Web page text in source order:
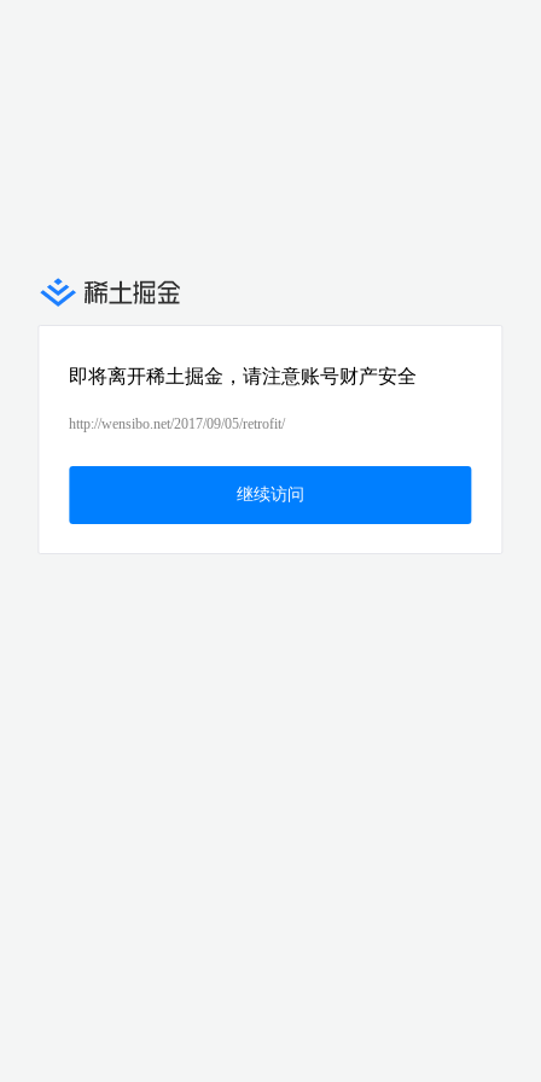
即将离开稀土掘金，请注意账号财产安全
http://wensibo.net/2017/09/05/retrofit/
继续访问